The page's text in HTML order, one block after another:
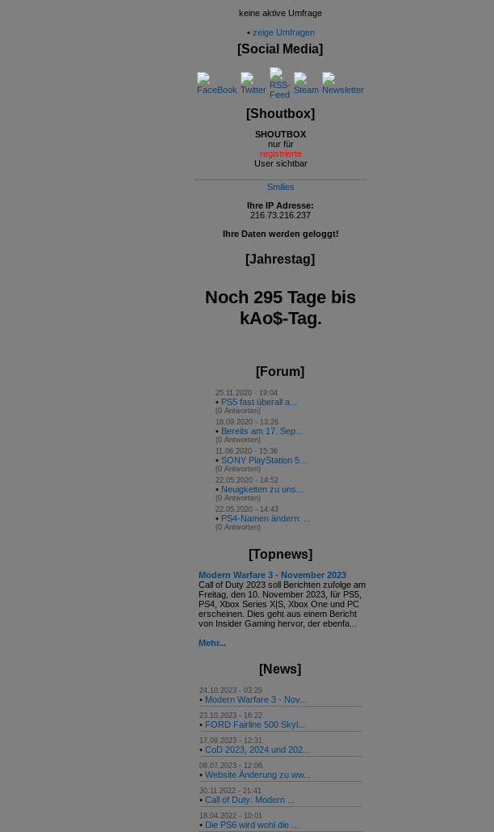
keine aktive Umfrage
• zeige Umfragen
[Social Media]
[Shoutbox]
SHOUTBOX
nur für
registrierte
User sichtbar
Smilies
Ihre IP Adresse:
216.73.216.237
Ihre Daten werden geloggt!
[Jahrestag]
Noch 295 Tage bis
kAo$-Tag.
[Forum]
25.11.2020 - 19:04
• PS5 fast überall a...
(0 Antworten)
18.09.2020 - 13:26
• Bereits am 17. Sep...
(0 Antworten)
11.06.2020 - 15:36
• SONY PlayStation 5...
(0 Antworten)
22.05.2020 - 14:52
• Neuigkeiten zu uns...
(0 Antworten)
22.05.2020 - 14:43
• PS4-Namen ändern: ...
(0 Antworten)
[Topnews]
Modern Warfare 3 - November 2023
Call of Duty 2023 soll Berichten zufolge am
Freitag, den 10. November 2023, für PS5,
PS4, Xbox Series X|S, Xbox One und PC
erscheinen. Dies geht aus einem Bericht
von Insider Gaming hervor, der ebenfa...
Mehr...
[News]
24.10.2023 - 03:29
• Modern Warfare 3 - Nov...
23.10.2023 - 16:22
• FORD Fairline 500 Skyl...
17.09.2023 - 12:31
• CoD 2023, 2024 und 202...
09.07.2023 - 12:06
• Website Änderung zu ww...
30.11.2022 - 21:41
• Call of Duty: Modern ...
18.04.2022 - 10:01
• Die PS6 wird wohl die ...